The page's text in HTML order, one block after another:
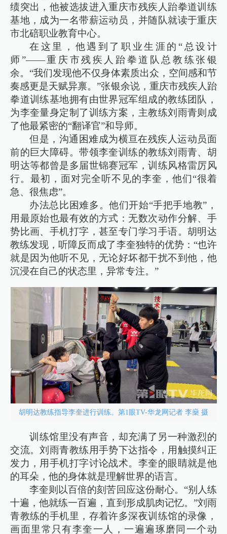
绩突出，他被选拔进入重庆市残疾人跆拳道训练
基地，成为一名带薪运动员，并随队就读于重庆
市北碚职业教育中心。
在这里，他遇到了职业生涯的“总设计
师”——重庆市残疾人跆拳道队总教练张银
余。“我们发现他不仅身体素质出众，空间感和节
奏感更是天赋异禀。”张银余说，重庆市残疾人跆
拳道训练基地拥有由世界冠军组成的教练团队，
为李奎量身定制了训练方案，主教练刘雨青则成
了他最紧密的“翻译官”和导师。
但是，沟通困难成为横亘在残疾人运动员面
前的巨大障碍。带领李奎训练的教练刘雨青、胡
明达等都曾是多届世锦赛冠军，训练风格雷厉风
行。最初，面对完全听不见的李奎，他们“很着
急、很焦虑”。
办法总比困难多。他们开始“手把手地教”，
用最原始也最有效的方式：无数次动作分解、手
势比画、手机打字，甚至专门学习手语。胡明达
教练发现，听障反而成了李奎独特的优势：“也许
就是因为他听不见，无论好坏都干扰不到他，他
沉浸在自己的状态里，异常专注。”
胡明达教练指导李奎进行训练。第1眼TV-华龙网记者 李燊 摄
训练馆里没有声音，却充满了另一种激烈的
交流。刘雨青教练用手势下达指令，用触摸纠正
发力，用手机打字讨论战术。李奎的眼睛就是他
的耳朵，他的身体就是理解世界的语言。
李奎则以百倍的刻苦回应这份耐心。“别人练
十遍，他就练一百遍，直到形成肌肉记忆。”刘雨
青教练的手机里，存着许多深夜训练馆的录像，
画面里常只有李奎一人，一遍遍琢磨同一个动